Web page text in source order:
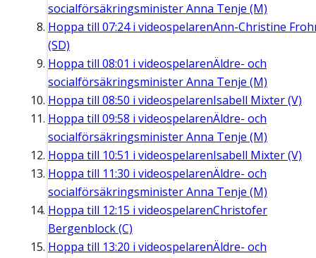
socialförsäkringsminister Anna Tenje (M)
Hoppa till 07:24i videospelarenAnn-Christine
(SD)
Hoppa till 08:01 i videospelarenÄldre- och
socialförsäkringsminister Anna Tenje (M)
Hoppa till 08:50 i videospelarenIsabell Mixter (V)
Hoppa till 09:58 i videospelarenÄldre- och
socialförsäkringsminister Anna Tenje (M)
Hoppa till 10:51 i videospelarenIsabell Mixter (V)
Hoppa till 11:30 i videospelarenÄldre- och
socialförsäkringsminister Anna Tenje (M)
Hoppa till 12:15 i videospelarenChristofer
Bergenblock (C)
Hoppa till 13:20 i videospelarenÄldre- och